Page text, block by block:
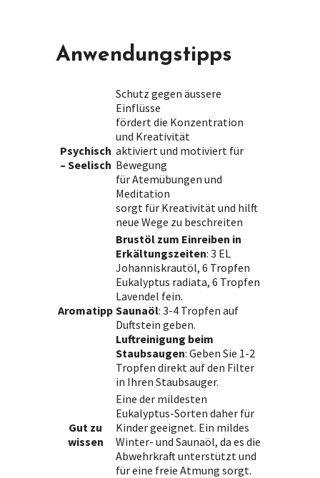
Anwendungstipps
Psychisch
– Seelisch
Schutz gegen äussere
Einflüsse
fördert die Konzentration
und Kreativität
aktiviert und motiviert für
Bewegung
für Atemübungen und
Meditation
sorgt für Kreativität und hilft
neue Wege zu beschreiten
Aromatipp
Brustöl zum Einreiben in
Erkältungszeiten: 3 EL
Johanniskrautöl, 6 Tropfen
Eukalyptus radiata, 6 Tropfen
Lavendel fein.
Saunaöl: 3-4 Tropfen auf
Duftstein geben.
Luftreinigung beim
Staubsaugen: Geben Sie 1-2
Tropfen direkt auf den Filter
in Ihren Staubsauger.
Gut zu
wissen
Eine der mildesten
Eukalyptus-Sorten daher für
Kinder geeignet. Ein mildes
Winter- und Saunaöl, da es die
Abwehrkraft unterstützt und
für eine freie Atmung sorgt.